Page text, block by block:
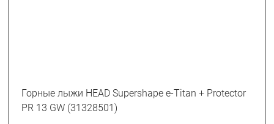
Горные лыжи HEAD Supershape e-Titan + Protector
PR 13 GW (31328501)